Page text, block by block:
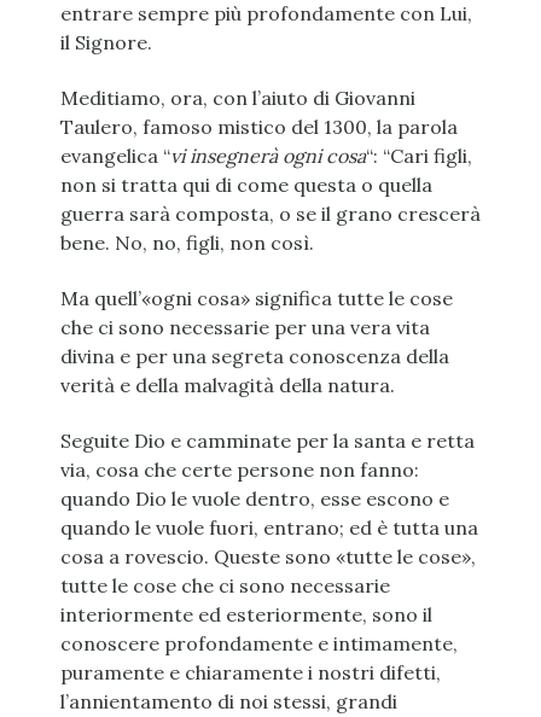
entrare sempre più profondamente con Lui,
il Signore.
Meditiamo, ora, con l’aiuto di Giovanni
Taulero, famoso mistico del 1300, la parola
evangelica “vi insegnerà ogni cosa“: “Cari figli,
non si tratta qui di come questa o quella
guerra sarà composta, o se il grano crescerà
bene. No, no, figli, non così.
Ma quell’«ogni cosa» significa tutte le cose
che ci sono necessarie per una vera vita
divina e per una segreta conoscenza della
verità e della malvagità della natura.
Seguite Dio e camminate per la santa e retta
via, cosa che certe persone non fanno:
quando Dio le vuole dentro, esse escono e
quando le vuole fuori, entrano; ed è tutta una
cosa a rovescio. Queste sono «tutte le cose»,
tutte le cose che ci sono necessarie
interiormente ed esteriormente, sono il
conoscere profondamente e intimamente,
puramente e chiaramente i nostri difetti,
l’annientamento di noi stessi, grandi